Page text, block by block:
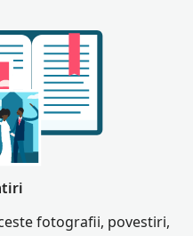
fotografii, povestiri,